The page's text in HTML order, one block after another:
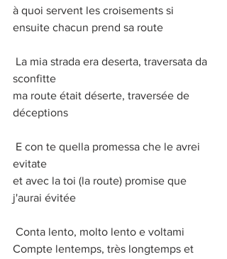
à quoi servent les croisements si
ensuite chacun prend sa route
sconfitte
ma route était déserte, traversée de
déceptions
evitate
et avec la toi (la route) promise que
j'aurai évitée
Conta lento, molto lento e voltami
Compte lentemps, très longtemps et